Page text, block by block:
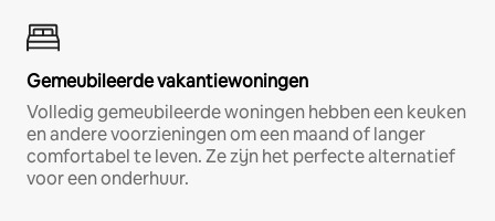
Gemeubileerde vakantiewoningen
Volledig gemeubileerde woningen hebben een keuken
en andere voorzieningen om een maand of langer
comfortabel te leven. Ze zijn het perfecte alternatief
voor een onderhuur.